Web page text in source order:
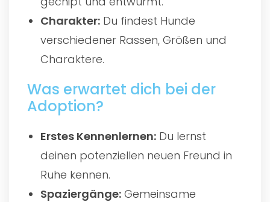
Charakter: Du findest Hunde
verschiedener Rassen, Größen und
Charaktere.
Was erwartet dich bei der
Adoption?
Erstes Kennenlernen: Du lernst
deinen potenziellen neuen Freund in
Ruhe kennen.
Spaziergänge: Gemeinsame